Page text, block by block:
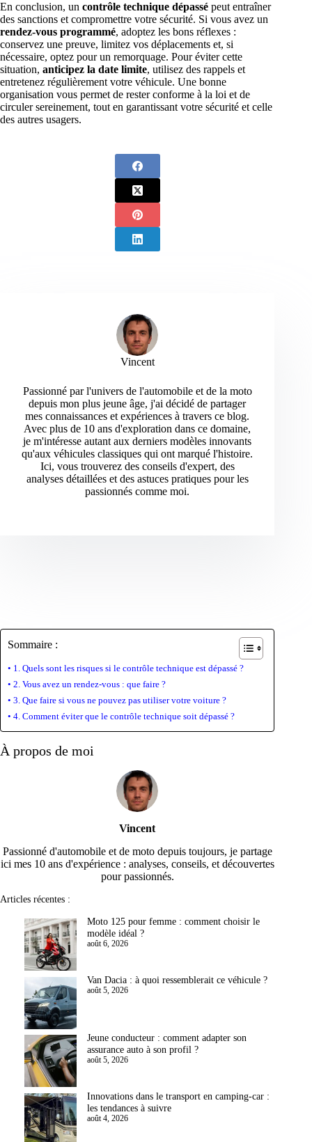
En conclusion, un contrôle technique dépassé peut entraîner
des sanctions et compromettre votre sécurité. Si vous avez un
rendez-vous programmé, adoptez les bons réflexes :
conservez une preuve, limitez vos déplacements et, si
nécessaire, optez pour un remorquage. Pour éviter cette
situation, anticipez la date limite, utilisez des rappels et
entretenez régulièrement votre véhicule. Une bonne
organisation vous permet de rester conforme à la loi et de
circuler sereinement, tout en garantissant votre sécurité et celle
des autres usagers.
Vincent
Passionné par l'univers de l'automobile et de la moto
depuis mon plus jeune âge, j'ai décidé de partager
mes connaissances et expériences à travers ce blog.
Avec plus de 10 ans d'exploration dans ce domaine,
je m'intéresse autant aux derniers modèles innovants
qu'aux véhicules classiques qui ont marqué l'histoire.
Ici, vous trouverez des conseils d'expert, des
analyses détaillées et des astuces pratiques pour les
passionnés comme moi.
Sommaire :
1. Quels sont les risques si le contrôle technique est dépassé ?
2. Vous avez un rendez-vous : que faire ?
3. Que faire si vous ne pouvez pas utiliser votre voiture ?
4. Comment éviter que le contrôle technique soit dépassé ?
À propos de moi
Vincent
Passionné d'automobile et de moto depuis toujours, je partage
ici mes 10 ans d'expérience : analyses, conseils, et découvertes
pour passionnés.
Articles récentes :
Moto 125 pour femme : comment choisir le
modèle idéal ?
août 6, 2026
Van Dacia : à quoi ressemblerait ce véhicule ?
août 5, 2026
Jeune conducteur : comment adapter son
assurance auto à son profil ?
août 5, 2026
Innovations dans le transport en camping-car :
les tendances à suivre
août 4, 2026